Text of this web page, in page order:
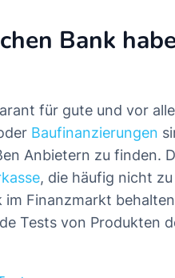
Bank
für gute und vor
Baufinanzierungen
Anbietern zu finden.
, die häufig nicht
Finanzmarkt
Tests von Produkten